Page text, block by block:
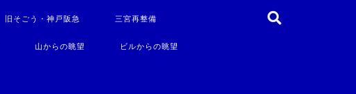
旧そごう・神戸阪急 三宮再整備
山からの眺望 ビルからの眺望